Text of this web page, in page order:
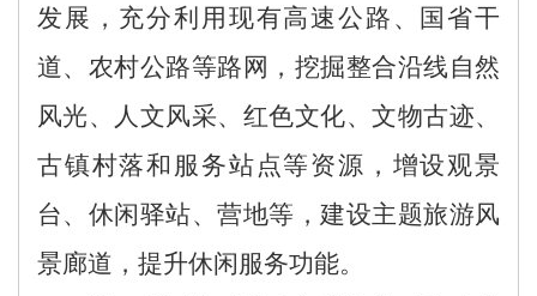
发展 ， 充分利用现有高速公路、国省干
道、农村公路等路网，挖掘整合沿线自然
风光、人文风采、红色文化、文物古迹、
古镇村落和服务站点等资源，增设观景
台、休闲驿站、营地等，建设主题旅游风
景廊道， 提升休闲服务功能。